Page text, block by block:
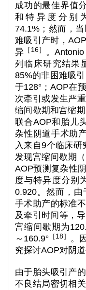
成功的最佳界值
和特异度分别
74.1%；然而，
难吸引产时，
异 ［ 16］ 。
列临床研究结果
85%的非困难吸
于128°；AOP在
次牵引或发生严
缩间歇期和宫缩
联合AOP和胎儿
杂性阴道手术助
入来自9个临床研
发现宫缩间歇期
AOP预测复杂性
度与特异度分别
0.920。然而，
手术助产的标准
及牵引时间等，
宫缩间歇期为
～160.9° ［18］ 。
究探讨AOP对阴
由于胎头吸引产
不良结局密切相